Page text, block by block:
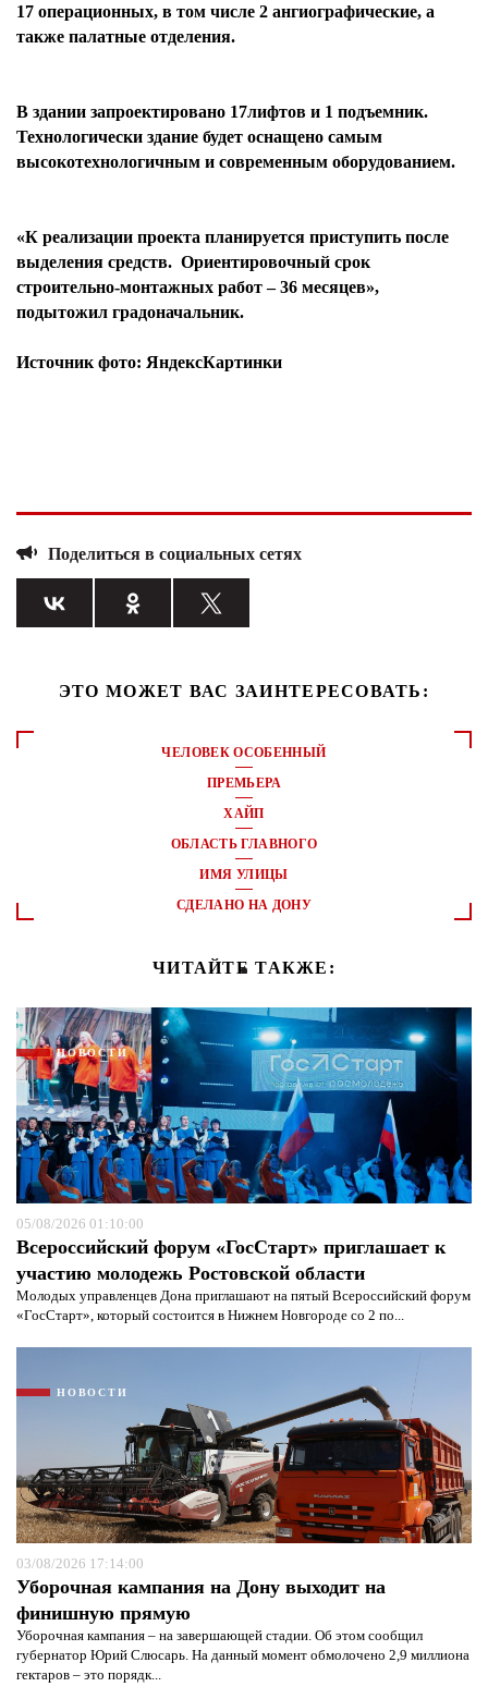
17 операционных, в том числе 2 ангиографические, а
также палатные отделения.
В здании запроектировано 17лифтов и 1 подъемник.
Технологически здание будет оснащено самым
высокотехнологичным и современным оборудованием.
«К реализации проекта планируется приступить после
выделения средств. Ориентировочный срок
строительно-монтажных работ – 36 месяцев»,
подытожил градоначальник.
Источник фото: ЯндексКартинки
Поделиться в социальных сетях
ЭТО МОЖЕТ ВАС ЗАИНТЕРЕСОВАТЬ:
ЧЕЛОВЕК ОСОБЕННЫЙ
ПРЕМЬЕРА
ХАЙП
ОБЛАСТЬ ГЛАВНОГО
ИМЯ УЛИЦЫ
СДЕЛАНО НА ДОНУ
ЧИТАЙТЕ ТАКЖЕ:
НОВОСТИ
05/08/2026 01:10:00
Всероссийский форум «ГосСтарт» приглашает к
участию молодежь Ростовской области
Молодых управленцев Дона приглашают на пятый Всероссийский форум
«ГосСтарт», который состоится в Нижнем Новгороде со 2 по...
НОВОСТИ
03/08/2026 17:14:00
Уборочная кампания на Дону выходит на
финишную прямую
Уборочная кампания – на завершающей стадии. Об этом сообщил
губернатор Юрий Слюсарь. На данный момент обмолочено 2,9 миллиона
гектаров – это порядк...